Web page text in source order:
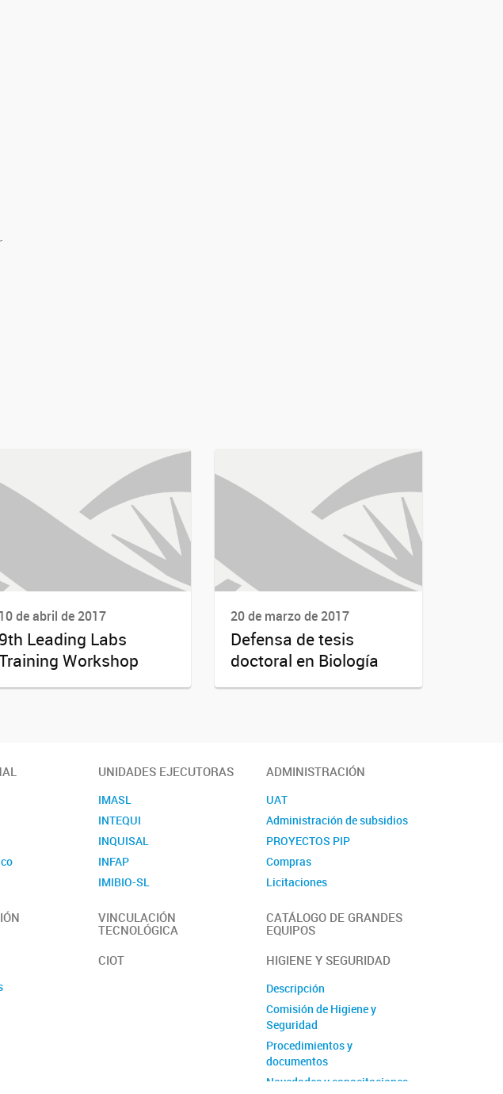
Twitter
10 de abril de 2017
Leading Labs
Workshop
20 de marzo de 2017
Defensa de tesis
doctoral en Biología
UNIDADES EJECUTORAS
IMASL
INTEQUI
INQUISAL
INFAP
IMIBIO-SL
ADMINISTRACIÓN
UAT
Administración de subsidios
PROYECTOS PIP
Compras
Licitaciones
VINCULACIÓN
TECNOLÓGICA
CATÁLOGO DE GRANDES
EQUIPOS
CIOT
HIGIENE Y SEGURIDAD
Descripción
Comisión de Higiene y
Seguridad
Procedimientos y
documentos
Novedades y capacitaciones